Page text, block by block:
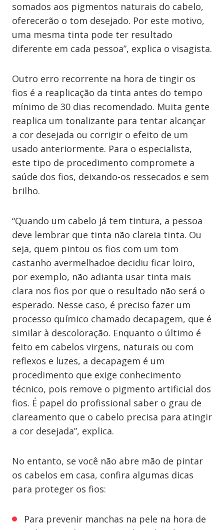
somados aos pigmentos naturais do cabelo,
oferecerão o tom desejado. Por este motivo,
uma mesma tinta pode ter resultado
diferente em cada pessoa”, explica o visagista.
Outro erro recorrente na hora de tingir os
fios é a reaplicação da tinta antes do tempo
mínimo de 30 dias recomendado. Muita gente
reaplica um tonalizante para tentar alcançar
a cor desejada ou corrigir o efeito de um
usado anteriormente. Para o especialista,
este tipo de procedimento compromete a
saúde dos fios, deixando-os ressecados e sem
brilho.
“Quando um cabelo já tem tintura, a pessoa
deve lembrar que tinta não clareia tinta. Ou
seja, quem pintou os fios com um tom
castanho avermelhadoe decidiu ficar loiro,
por exemplo, não adianta usar tinta mais
clara nos fios por que o resultado não será o
esperado. Nesse caso, é preciso fazer um
processo químico chamado decapagem, que é
similar à descoloração. Enquanto o último é
feito em cabelos virgens, naturais ou com
reflexos e luzes, a decapagem é um
procedimento que exige conhecimento
técnico, pois remove o pigmento artificial dos
fios. É papel do profissional saber o grau de
clareamento que o cabelo precisa para atingir
a cor desejada”, explica.
No entanto, se você não abre mão de pintar
os cabelos em casa, confira algumas dicas
para proteger os fios:
Para prevenir manchas na pele na hora de